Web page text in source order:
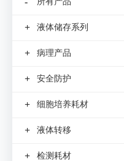
+ 液体储存系列
+ 病理产品
+ 安全防护
+ 细胞培养耗材
+ 液体转移
+ 检测耗材